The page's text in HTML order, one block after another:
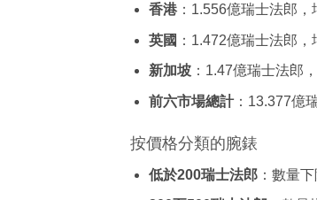
香港：1.556億瑞士法郎，
英國 ：1.472億瑞士法郎
新加坡：1.47億瑞士法郎
前六市場總計：13.377億
按價格分類的腕錶
低於200瑞士法郎：數量下